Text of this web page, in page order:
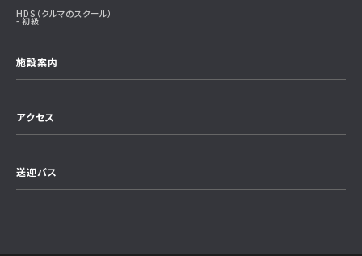
HDS（クルマのスクール）
初級
施設案内
アクセス
送迎バス